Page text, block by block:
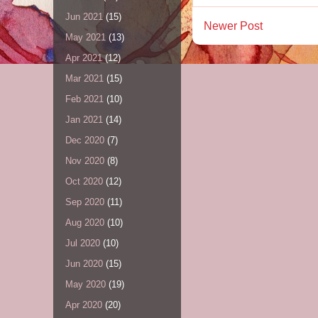
Newer Post
Jun 2021(15)
May 2021 (13)
Apr 2021(12)
Mar 2021 (15)
Feb 2021 (10)
Jan 2021 (14)
Dec 2020 (7)
Nov 2020 (8)
Oct 2020 (12)
Sep 2020 (11)
Aug 2020 (10)
Jul 2020 (10)
Jun 2020 (15)
May 2020 (19)
Apr 2020 (20)